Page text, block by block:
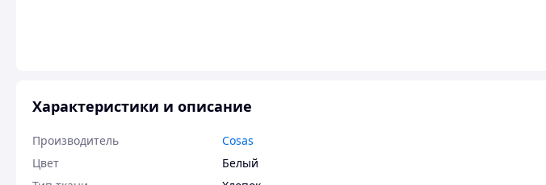
Характеристики и описание
Производитель
Cosas
Цвет
Белый